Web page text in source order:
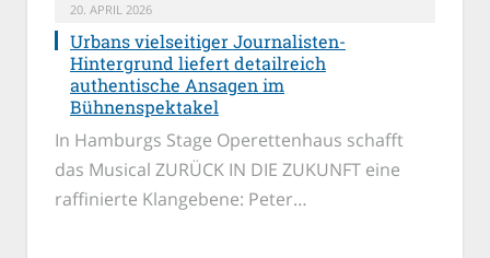
20. APRIL 2026
Urbans vielseitiger Journalisten-
Hintergrund liefert detailreich
authentische Ansagen im
Bühnenspektakel
In Hamburgs Stage Operettenhaus schafft
das Musical ZURÜCK IN DIE ZUKUNFT eine
raffinierte Klangebene: Peter…